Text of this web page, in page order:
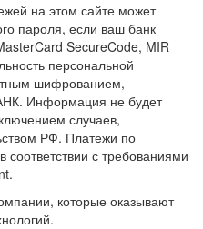
на этом сайте может
пароля, если ваш банк
SecureCode, MIR
персональной
шифрованием,
Информация не будет
случаев,
РФ. Платежи по
соответствии с требованиями
которые оказывают